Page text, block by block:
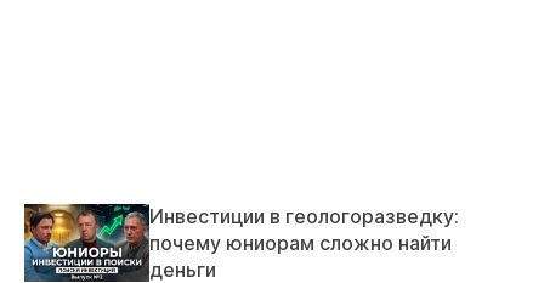
Инвестиции в геологоразведку:
почему юниорам сложно найти
деньги